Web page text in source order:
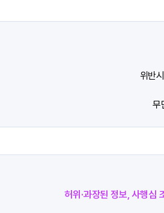
위반
무
허위·과장된 정보, 사행심